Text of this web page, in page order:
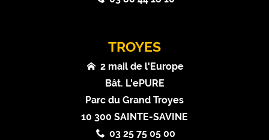
TROYES
2 mail de l'Europe
Bât. L'ePURE
Parc du Grand Troyes
10 300 SAINTE-SAVINE
03 25 75 05 00